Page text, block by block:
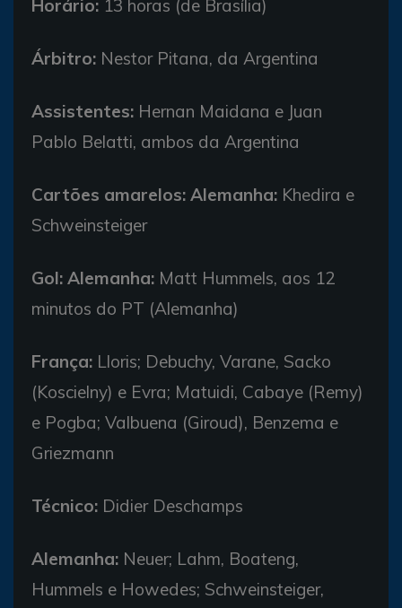
Horário: 13 horas (de Brasília)
Árbitro: Nestor Pitana, da Argentina
Assistentes: Hernan Maidana e Juan
Pablo Belatti, ambos da Argentina
Cartões amarelos: Alemanha: Khedira e
Schweinsteiger
Gol: Alemanha: Matt Hummels, aos 12
minutos do PT (Alemanha)
França: Lloris; Debuchy, Varane, Sacko
(Koscielny) e Evra; Matuidi, Cabaye (Remy)
e Pogba; Valbuena (Giroud), Benzema e
Griezmann
Técnico: Didier Deschamps
Alemanha: Neuer; Lahm, Boateng,
Hummels e Howedes; Schweinsteiger,